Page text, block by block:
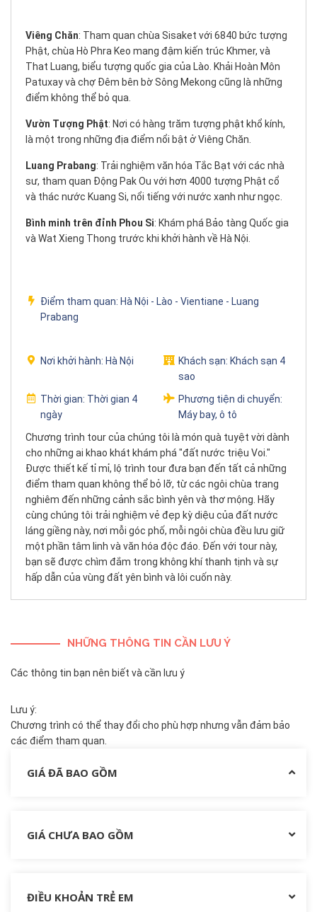
Viêng Chăn: Tham quan chùa Sisaket với 6840 bức tượng
Phật, chùa Hò Phra Keo mang đậm kiến trúc Khmer, và
That Luang, biểu tượng quốc gia của Lào. Khải Hoàn Môn
Patuxay và chợ Đêm bên bờ Sông Mekong cũng là những
điểm không thể bỏ qua.
Vườn Tượng Phật: Nơi có hàng trăm tượng phật khổ kính,
là một trong những địa điểm nổi bật ở Viêng Chăn.
Luang Prabang: Trải nghiệm văn hóa Tắc Bạt với các nhà
sư, tham quan Động Pak Ou với hơn 4000 tượng Phật cổ
và thác nước Kuang Si, nổi tiếng với nước xanh như ngọc.
Bình minh trên đỉnh Phou Si: Khám phá Bảo tàng Quốc gia
và Wat Xieng Thong trước khi khởi hành về Hà Nội.
Điểm tham quan: Hà Nội - Lào - Vientiane - Luang
Prabang
Nơi khởi hành: Hà Nội Khách sạn: Khách sạn 4
sao
Thời gian: Thời gian 4
ngày
Phương tiện di chuyển:
Máy bay, ô tô
Chương trình tour của chúng tôi là món quà tuyệt vời dành
cho những ai khao khát khám phá "đất nước triệu Voi."
Được thiết kế tỉ mỉ, lộ trình tour đưa bạn đến tất cả những
điểm tham quan không thể bỏ lỡ, từ các ngôi chùa trang
nghiêm đến những cảnh sắc bình yên và thơ mộng. Hãy
cùng chúng tôi trải nghiệm vẻ đẹp kỳ diệu của đất nước
láng giềng này, nơi mỗi góc phố, mỗi ngôi chùa đều lưu giữ
một phần tâm linh và văn hóa độc đáo. Đến với tour này,
bạn sẽ được chìm đắm trong không khí thanh tịnh và sự
hấp dẫn của vùng đất yên bình và lôi cuốn này.
NHỮNG THÔNG TIN CẦN LƯU Ý
Các thông tin bạn nên biết và cần lưu ý
Lưu ý:
Chương trình có thể thay đổi cho phù hợp nhưng vẫn đảm bảo
các điểm tham quan.
GIÁ ĐÃ BAO GỒM
GIÁ CHƯA BAO GỒM
ĐIỀU KHOẢN TRẺ EM